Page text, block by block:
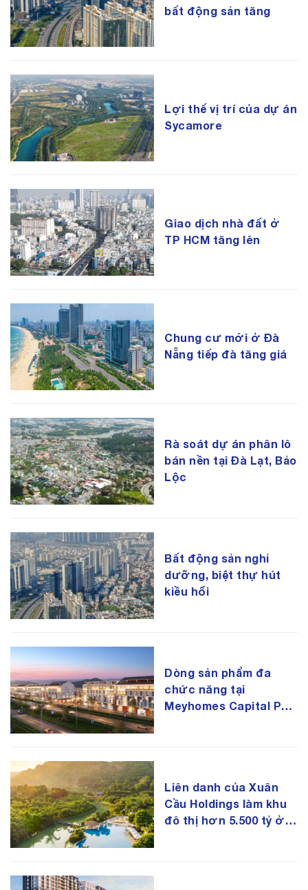
bất động sản tăng
Lợi thế vị trí của dự án
Sycamore
Giao dịch nhà đất ở
TP HCM tăng lên
Chung cư mới ở Đà
Nẵng tiếp đà tăng giá
Rà soát dự án phân lô
bán nền tại Đà Lạt, Bảo
Lộc
Bất động sản nghỉ
dưỡng, biệt thự hút
kiều hối
Dòng sản phẩm đa
chức năng tại
Meyhomes Capital Phú
Liên danh của Xuân
Cầu Holdings làm khu
đô thị hơn 5.500 tỷ ở